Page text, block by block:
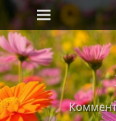
Skip
content
Primary Menu